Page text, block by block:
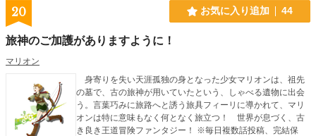
20 お気に入り追加 44
旅神のご加護がありますように！
マリオン
身寄りを失い天涯孤独の身となった少女マリオンは、祖先
の墓で、古の旅神が用いていたという、しゃべる遺物に出会
う。言葉巧みに旅路へと誘う旅具フィーリに導かれて、マリ
オンは特に意味もなく何となく旅立つ！ 世界が息づく、古
き良き王道冒険ファンタジー！ ※毎日複数話投稿、完結保